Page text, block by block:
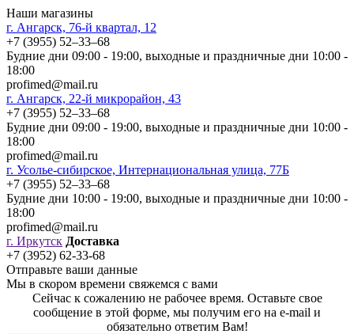
Наши магазины
г. Ангарск, 76-й квартал, 12
+7 (3955) 52‒33‒68
Будние дни 09:00 - 19:00, выходные и праздничные дни 10:00 -
18:00
profimed@mail.ru
г. Ангарск, 22-й микрорайон, 43
+7 (3955) 52‒33‒68
Будние дни 09:00 - 19:00, выходные и праздничные дни 10:00 -
18:00
profimed@mail.ru
г. Усолье-сибирское, Интернациональная улица, 77Б
+7 (3955) 52‒33‒68
Будние дни 10:00 - 19:00, выходные и праздничные дни 10:00 -
18:00
profimed@mail.ru
г. Иркутск Доставка
+7 (3952) 62-33-68
Отправьте ваши данные
Мы в скором времени свяжемся с вами
Сейчас к сожалению не рабочее время. Оставьте свое
сообщение в этой форме, мы получим его на e-mail и
обязательно ответим Вам!